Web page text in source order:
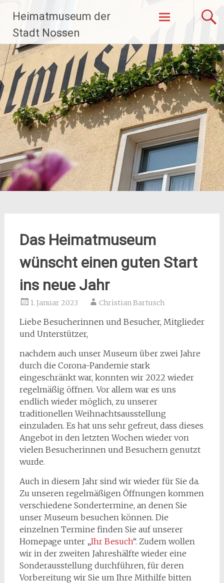
Inhalt
springen
Heimatmuseum der
Stadt Nossen
Das Heimatmuseum
wünscht einen guten Start
ins neue Jahr
1. Januar 2023 Christian Bartusch
Liebe Besucherinnen und Besucher, Mitglieder
und Unterstützer,
nachdem auch unser Museum über zwei Jahre
durch die Corona-Pandemie stark
eingeschränkt war, konnten wir 2022 wieder
regelmäßig öffnen. Vor allem war es uns
endlich wieder möglich, zu unserer
traditionellen Weihnachtsausstellung
einzuladen. Es hat uns sehr gefreut, dass dieses
Angebot in den letzten Wochen wieder von
vielen Besucherinnen und Besuchern genutzt
wurde.
Auch in diesem Jahr sind wir wieder für Sie da.
Zu unseren regelmäßigen Öffnungen kommen
verschiedene Sondertermine, an denen Sie
unser Museum besuchen können. Die
einzelnen Termine finden Sie auf unserer
Homepage unter „Ihr Besuch“. Zudem wollen
wir in der zweiten Jahreshälfte wieder eine
Sonderausstellung durchführen, für deren
Vorbereitung wir Sie um Ihre Mithilfe bitten